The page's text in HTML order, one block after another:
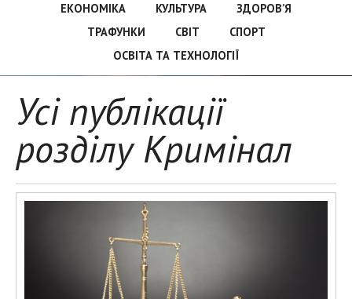
ЕКОНОМІКА
КУЛЬТУРА
ЗДОРОВ’Я
ТРАФУНКИ
СВІТ
СПОРТ
ОСВІТА ТА ТЕХНОЛОГІЇ
Усі публікації
розділу Кримінал